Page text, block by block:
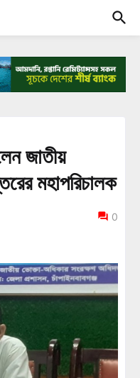
জাতীয়
মহাপরিচালক
0